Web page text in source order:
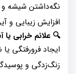
نگه‌داشتن شیشه و
افزایش زیبایی و
🔍 علائم خرابی
ایجاد فرورفتگی
زنگ‌زدگی و